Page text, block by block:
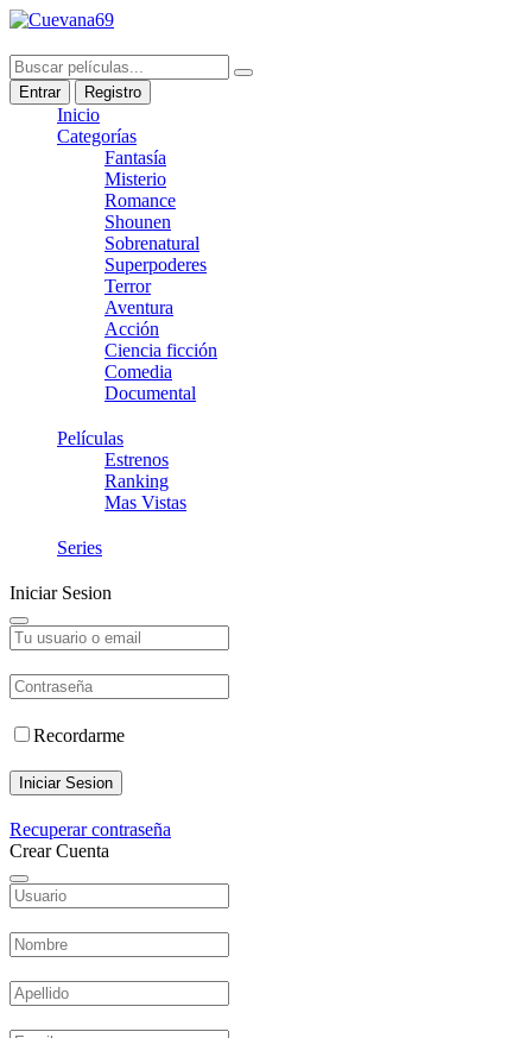
Entrar Registro
Inicio
Categorías
Fantasía
Misterio
Romance
Shounen
Sobrenatural
Superpoderes
Terror
Aventura
Acción
Ciencia ficción
Comedia
Documental
Películas
Estrenos
Ranking
Mas Vistas
Series
Iniciar Sesion
Recordarme
Iniciar Sesion
Recuperar contraseña
Crear Cuenta